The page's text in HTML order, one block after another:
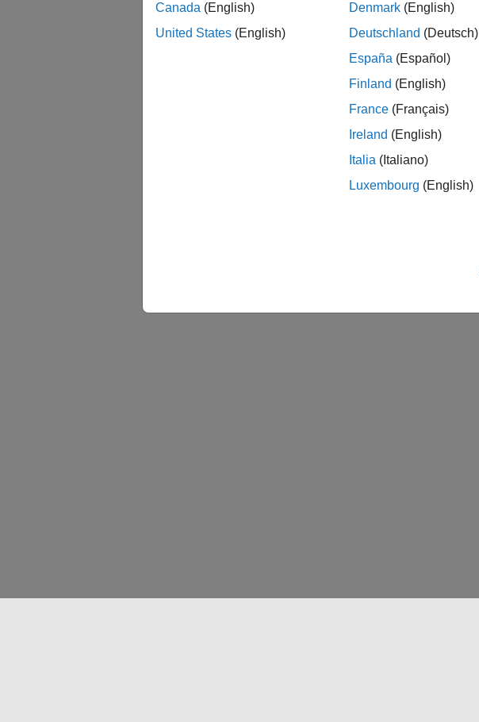
Canada (English)
United States (English)
Denmark (English)
Deutschland (Deutsch)
España (Español)
Finland (English)
France (Français)
Ireland (English)
Italia (Italiano)
Luxembourg (English)